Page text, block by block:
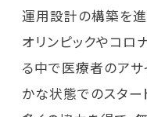
運用設計の構築を進
オリンピックやコ
る中で医療者のア
かな状態でのスター